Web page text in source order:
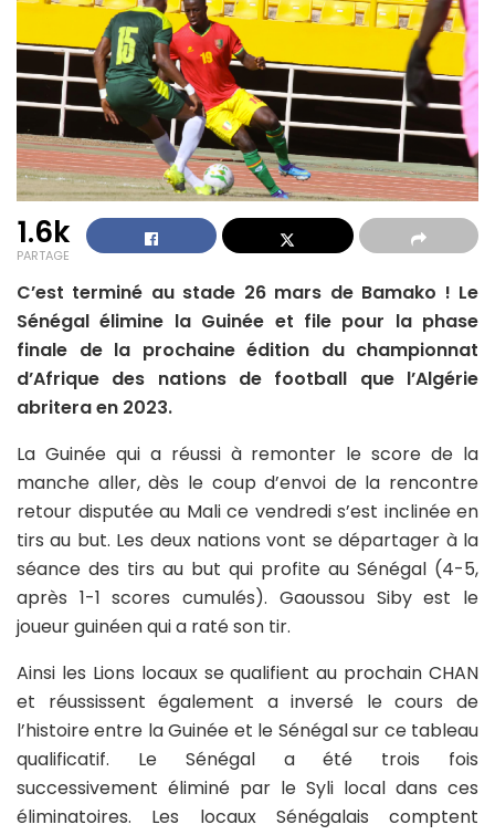
1.6k
PARTAGE
C’est terminé au stade 26 mars de Bamako ! Le
Sénégal élimine la Guinée et file pour la phase
finale de la prochaine édition du championnat
d’Afrique des nations de football que l’Algérie
abritera en 2023.
La Guinée qui a réussi à remonter le score de la
manche aller, dès le coup d’envoi de la rencontre
retour disputée au Mali ce vendredi s’est inclinée en
tirs au but. Les deux nations vont se départager à la
séance des tirs au but qui profite au Sénégal (4-5,
après 1-1 scores cumulés). Gaoussou Siby est le
joueur guinéen qui a raté son tir.
Ainsi les Lions locaux se qualifient au prochain CHAN
et réussissent également a inversé le cours de
l’histoire entre la Guinée et le Sénégal sur ce tableau
qualificatif. Le Sénégal a été trois fois
successivement éliminé par le Syli local dans ces
éliminatoires. Les locaux Sénégalais comptent